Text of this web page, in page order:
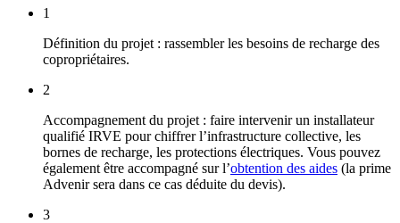
1
Définition du projet : rassembler les besoins de recharge des
copropriétaires.
2
Accompagnement du projet : faire intervenir un installateur
qualifié IRVE pour chiffrer l’infrastructure collective, les
bornes de recharge, les protections électriques. Vous pouvez
également être accompagné sur l’obtention des aides (la prime
Advenir sera dans ce cas déduite du devis).
3